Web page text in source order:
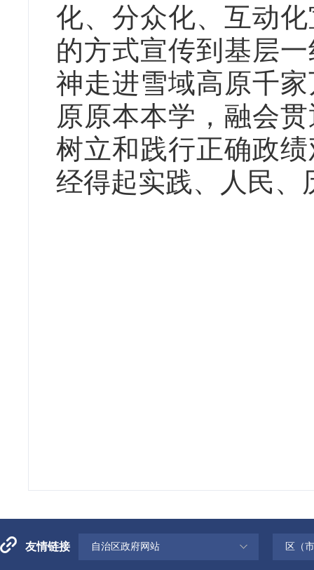
化、分众化、互动
的方式宣传到基层
神走进雪域高原千
原原本本学，融会
树立和践行正确政
经得起实践、人民、
友情链接 自治区政府网站 区（